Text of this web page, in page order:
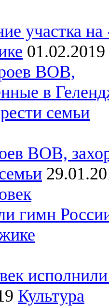
участка
01.02.2019
ВОВ,
Культура